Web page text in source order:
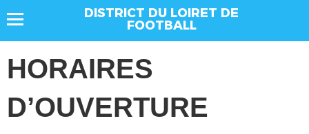
DISTRICT DU LOIRET DE
FOOTBALL
HORAIRES
D’OUVERTURE